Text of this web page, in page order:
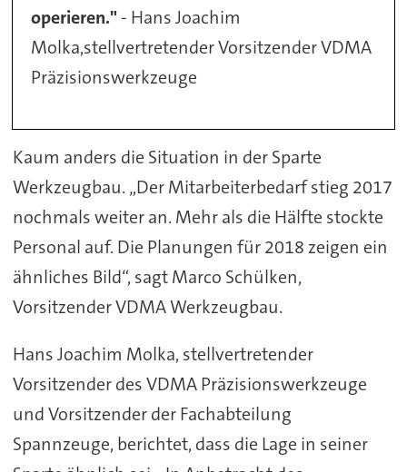
operieren."- Hans Joachim
Molka,stellvertretender Vorsitzender VDMA
Präzisionswerkzeuge
Kaum anders die Situation in der Sparte
Werkzeugbau. „Der Mitarbeiterbedarf stieg 2017
nochmals weiter an. Mehr als die Hälfte stockte
Personal auf. Die Planungen für 2018 zeigen ein
ähnliches Bild“, sagt Marco Schülken,
Vorsitzender VDMA Werkzeugbau.
Hans Joachim Molka, stellvertretender
Vorsitzender des VDMA Präzisionswerkzeuge
und Vorsitzender der Fachabteilung
Spannzeuge, berichtet, dass die Lage in seiner